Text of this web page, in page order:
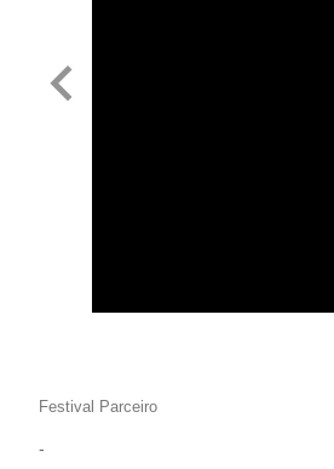
Festival Parceiro
-